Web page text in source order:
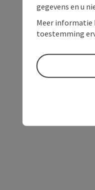
gegevens en u
Meer informatie
toestemming